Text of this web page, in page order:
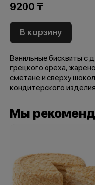
9200 ₸
В корзину
Ванильные бисквиты с
грецкого ореха,
сметане и сверху
кондитерского
Мы